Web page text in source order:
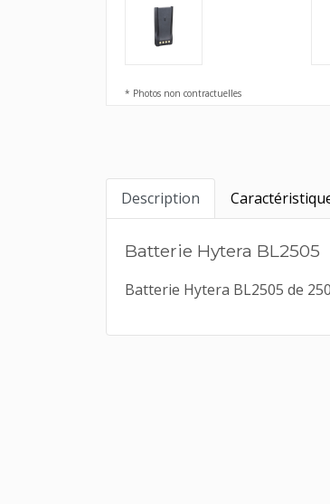
* Photos non contractuelles
Description
Batterie Hytera BL2505
Batterie Hytera BL2505 de